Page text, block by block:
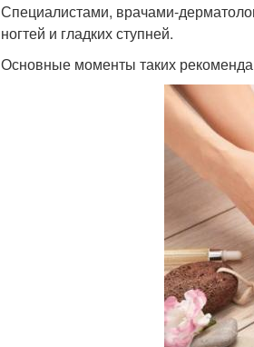
Специалистами, врачами-
ногтей и гладких ступней.
Основные моменты таких